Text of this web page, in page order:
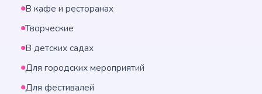
В кафе и ресторанах
Творческие
В детских садах
Для городских мероприятий
Для фестивалей